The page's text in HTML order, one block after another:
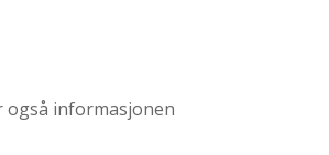
også informasjonen